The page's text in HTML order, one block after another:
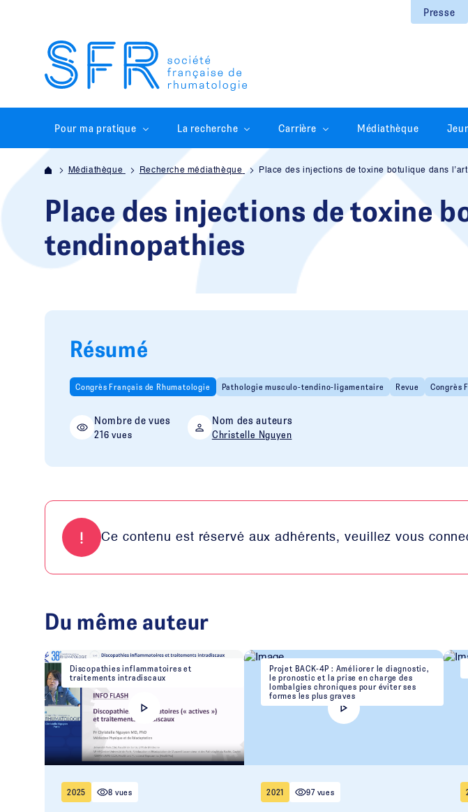
Presse
Pour ma pratique La recherche Carrière Médiathèque
Médiathèque Recherche médiathèque Place des injections de toxine botulique dans
Place des injections de toxine
tendinopathies
Résumé
Congrès Français de Rhumatologie Pathologie musculo-tendino-ligamentaire Revue Congrès
Nombre de vues
216 vues
Nom des auteurs
Christelle Nguyen
Ce contenu est réservé aux adhérents, veuillez vous
Du même auteur
Discopathies inflammatoires et
traitements intradiscaux
2025 8 vues
Projet BACK-4P : Améliorer le diagnostic,
le pronostic et la prise en charge des
lombalgies chroniques pour éviter ses
formes les plus graves
2021 97 vues